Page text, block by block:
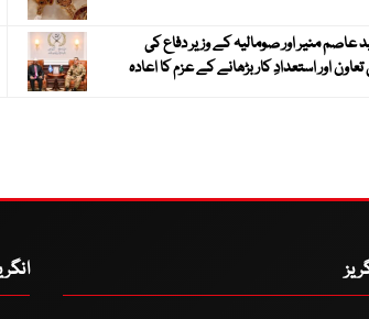
عاصم منیر اور صومالیہ کے وزیر دفاع کی
اور استعدادِ کار بڑھانے کے عزم کا اعادہ